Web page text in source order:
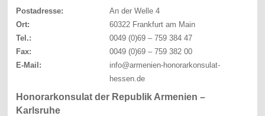
Postadresse:
An der Welle 4
Ort:
60322 Frankfurt am Main
Tel.:
0049 (0)69 – 759 384 47
Fax:
0049 (0)69 – 759 382 00
E-Mail:
info@armenien-honorarkonsulat-
hessen.de
Honorarkonsulat der Republik Armenien –
Karlsruhe